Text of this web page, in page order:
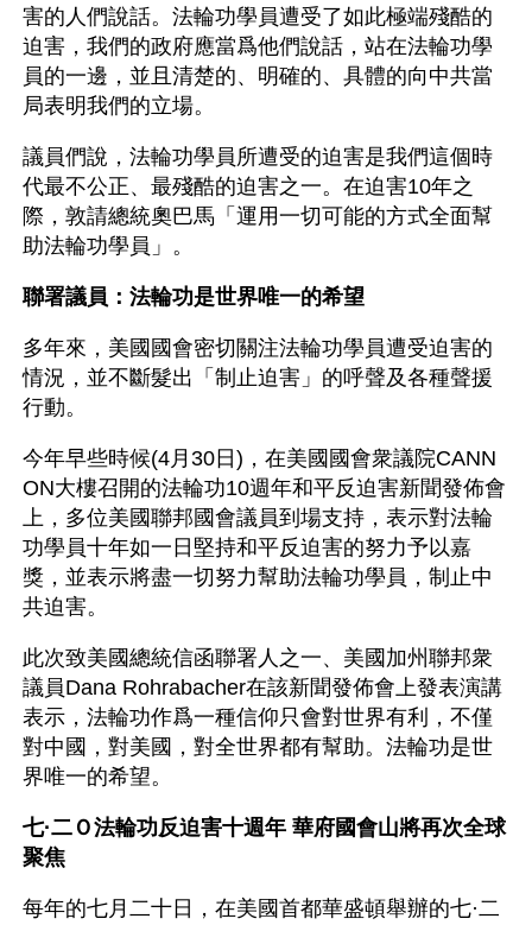
害的人們說話。法輪功學員遭受了如此極端殘酷的
迫害，我們的政府應當爲他們說話，站在法輪功學
員的一邊，並且清楚的、明確的、具體的向中共當
局表明我們的立場。
議員們說，法輪功學員所遭受的迫害是我們這個時
代最不公正、最殘酷的迫害之一。在迫害10年之
際，敦請總統奧巴馬「運用一切可能的方式全面幫
助法輪功學員」。
聯署議員：法輪功是世界唯一的希望
多年來，美國國會密切關注法輪功學員遭受迫害的
情況，並不斷髮出「制止迫害」的呼聲及各種聲援
行動。
今年早些時候(4月30日)，在美國國會衆議院CANN
ON大樓召開的法輪功10週年和平反迫害新聞發佈會
上，多位美國聯邦國會議員到場支持，表示對法輪
功學員十年如一日堅持和平反迫害的努力予以嘉
獎，並表示將盡一切努力幫助法輪功學員，制止中
共迫害。
此次致美國總統信函聯署人之一、美國加州聯邦衆
議員Dana Rohrabacher在該新聞發佈會上發表演講
表示，法輪功作爲一種信仰只會對世界有利，不僅
對中國，對美國，對全世界都有幫助。法輪功是世
界唯一的希望。
七·二Ｏ法輪功反迫害十週年 華府國會山將再次全球
聚焦
每年的七月二十日，在美國首都華盛頓舉辦的七·二